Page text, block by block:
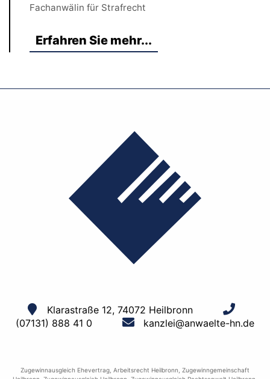
Fachanwälin für Strafrecht
Erfahren Sie mehr...
Klarastraße 12, 74072 Heilbronn
(07131) 888 41 0
kanzlei@anwaelte-hn.de
Zugewinnausgleich Ehevertrag Arbeitsrecht Heilbronn Zugewinngemeinschaft